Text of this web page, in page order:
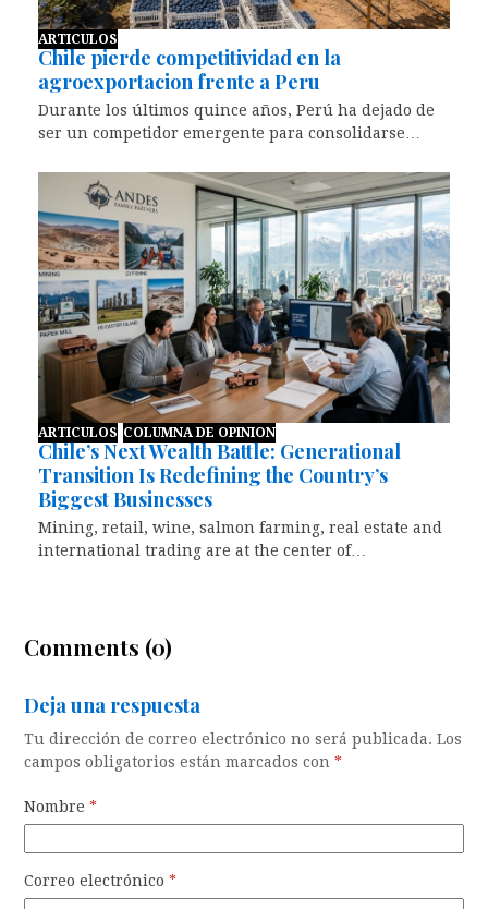
ARTICULOS
Chile pierde competitividad en la
agroexportacion frente a Peru
Durante los últimos quince años, Perú ha dejado de
ser un competidor emergente para consolidarse…
ARTICULOS COLUMNA DE OPINION
Chile’s Next Wealth Battle: Generational
Transition Is Redefining the Country’s
Biggest Businesses
Mining, retail, wine, salmon farming, real estate and
international trading are at the center of…
Comments (0)
Deja una respuesta
Tu dirección de correo electrónico no será publicada. Los
campos obligatorios están marcados con*
Nombre*
Correo electrónico*